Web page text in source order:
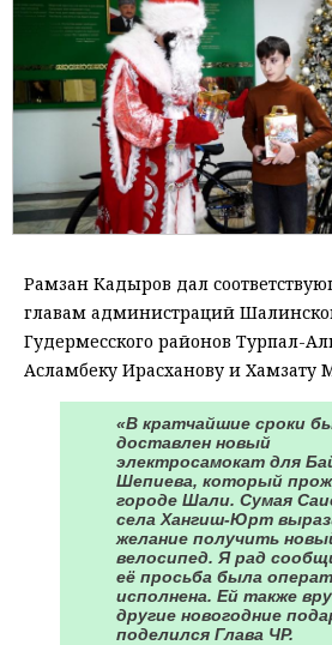
Рамзан Кадыров дал
главам администраций
Гудермесского районов Турпал-
Асламбеку Ирасханову и Хамзату
«В кратчайшие сроки
доставлен новый
электросамокат для
Шепиева, который
городе Шали. Сумая
села Хангиш-Юрт
желание получить
велосипед. Я рад
её просьба была
исполнена. Ей также
другие новогодние
поделился Глава ЧР.